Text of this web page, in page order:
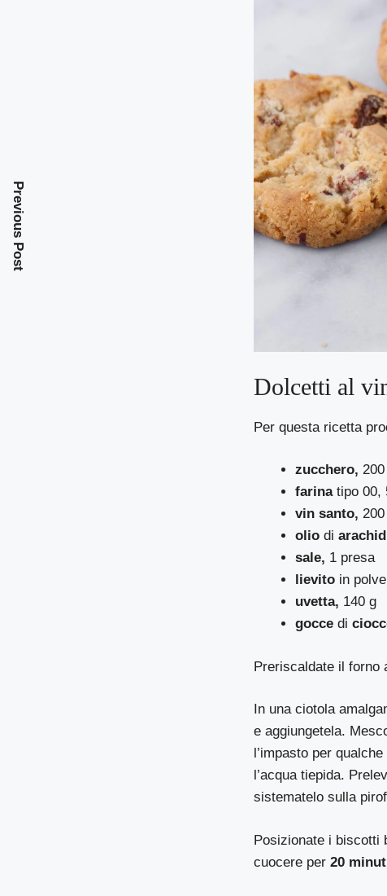
Dolcetti al
Per questa ricetta
zucchero,
farinatipo 00,
vin santo, 200
olio di
sale, 1 presa
lievito in
uvetta, 140 g
gocce di
Preriscaldate il forno
In una ciotola
e aggiungetela.
l’impasto per
l’acqua tiepida.
sistematelo sulla
Posizionate i biscotti
cuocere per20
Previous Post